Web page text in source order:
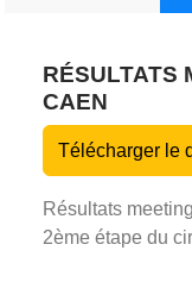
RÉSULTATS
CAEN
Télécharger le
Résultats
2ème étape du